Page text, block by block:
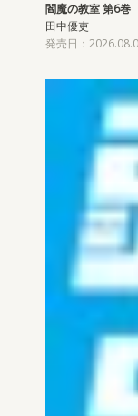
閻魔の教室 第6巻
田中優吏
発売日：